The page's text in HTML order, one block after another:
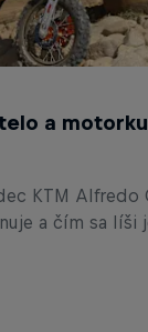
a
KTM Alfredo
a čím sa líši